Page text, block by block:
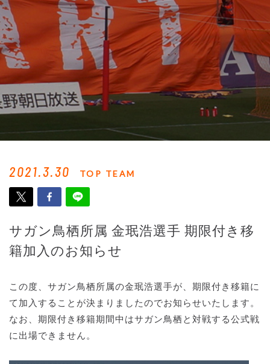
2021.3.30 TOP TEAM
サガン鳥栖所属 金珉浩選手 期限付き移
籍加入のお知らせ
この度、サガン鳥栖所属の金珉浩選手が、期限付き移籍に
て加入することが決まりましたのでお知らせいたします。
なお、期限付き移籍期間中はサガン鳥栖と対戦する公式戦
に出場できません。